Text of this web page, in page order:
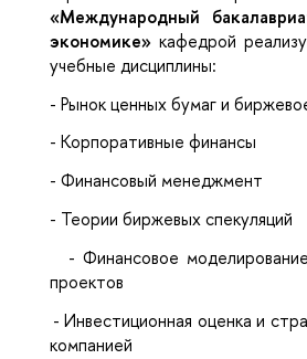
«Международный
экономике» кафедрой
учебные дисциплины:
- Рынок ценных бумаг и
- Корпоративные финансы
- Финансовый менеджмент
- Теории биржевых спекуляций
-Финансовое
проектов
-Инвестиционная оценка и
компанией